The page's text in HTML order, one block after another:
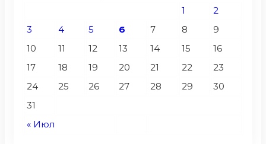
« Июл
1
2
3
4 5 6 7 8
9
10
11 12 13 14 15
16
17
18 19 20 21 22
23
24
25 26 27 28 29
30
31